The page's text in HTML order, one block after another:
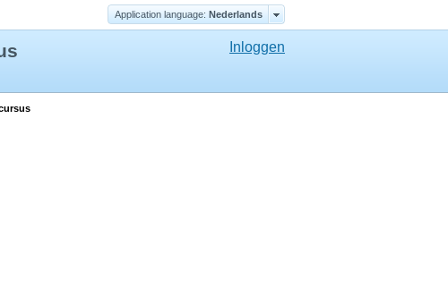
Application language: Nederlands
Inloggen